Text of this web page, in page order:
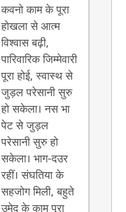
कवनो काम के पूरा
होखला से आत्म
विश्वास बढ़ी,
पारिवारिक जिम्मेवारी
पूरा होई, स्वास्थ से
जुड़ल परेसानी सुरु
हो सकेला। नस भा
पेट से जुड़ल
परेसानी सुरु हो
सकेला। भाग-दउर
रहीं। संघतिया के
सहजोग मिली, बहुते
उमेद के काम पूरा